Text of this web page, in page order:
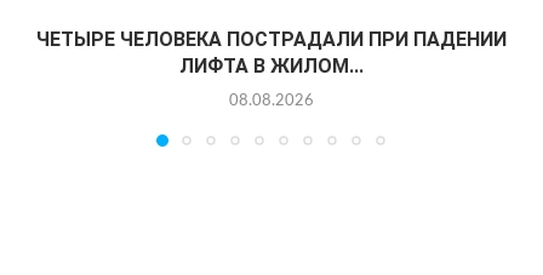
ЧЕТЫРЕ ЧЕЛОВЕКА ПОСТРАДАЛИ ПРИ ПАДЕНИИ
ЛИФТА В ЖИЛОМ...
08.08.2026